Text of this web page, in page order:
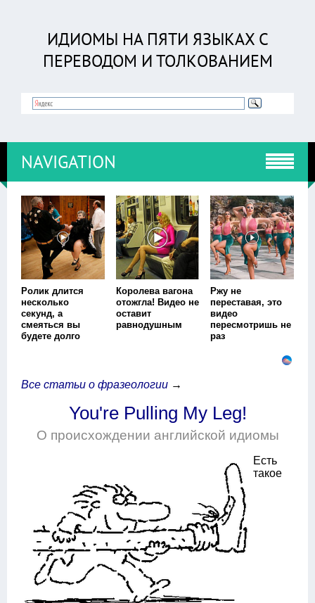
ИДИОМЫ НА ПЯТИ ЯЗЫКАХ С
ПЕРЕВОДОМ И ТОЛКОВАНИЕМ
NAVIGATION
Ролик длится
несколько
секунд, а
смеяться вы
будете долго
Королева вагона
отожгла! Видео не
оставит
равнодушным
Ржу не
переставая, это
видео
пересмотришь не
раз
Все статьи о фразеологии →
You're Pulling My Leg!
О происхождении английской идиомы
Есть
такое